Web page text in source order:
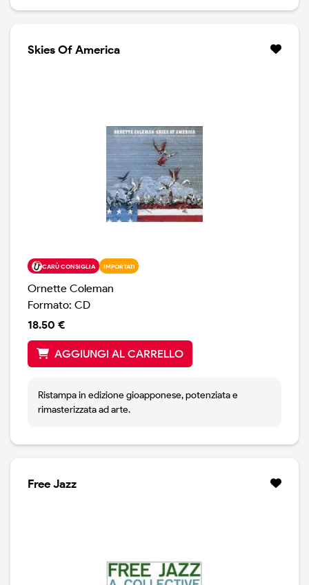
Skies Of America
CARÙ CONSIGLIA IMPORTATI
Ornette Coleman
Formato: CD
18.50 €
AGGIUNGI AL CARRELLO
Ristampa in edizione gioapponese, potenziata e
rimasterizzata ad arte.
Free Jazz